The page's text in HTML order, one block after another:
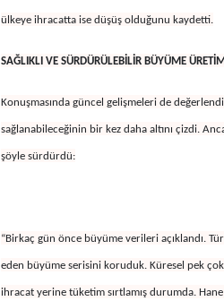
ülkeye ihracatta ise düşüş olduğunu kaydetti.
SAĞLIKLI VE SÜRDÜRÜLEBİLİR BÜYÜME
Konuşmasında güncel gelişmeleri de
sağlanabileceğinin bir kez daha altını çizdi.
şöyle sürdürdü:
“Birkaç gün önce büyüme verileri açıklandı.
eden büyüme serisini koruduk. Küresel pek
ihracat yerine tüketim sırtlamış durumda.